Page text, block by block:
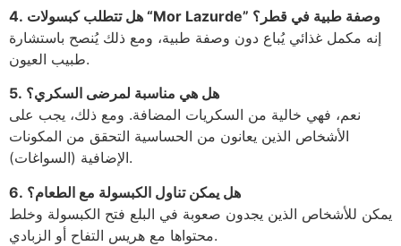
4. هل تتطلب كبسولات “Mor Lazurde” وصفة طبية في قطر؟
إنه مكمل غذائي يُباع دون وصفة طبية، ومع ذلك يُنصح باستشارة
طبيب العيون.
5. هل هي مناسبة لمرضى السكري؟
نعم، فهي خالية من السكريات المضافة. ومع ذلك، يجب على
الأشخاص الذين يعانون من الحساسية التحقق من المكونات
الإضافية (السواغات).
6. هل يمكن تناول الكبسولة مع الطعام؟
يمكن للأشخاص الذين يجدون صعوبة في البلع فتح الكبسولة وخلط
محتواها مع هريس التفاح أو الزبادي.